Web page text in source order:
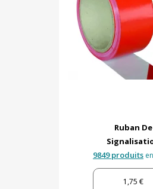
Ruban De
9849 produits
1,75 €